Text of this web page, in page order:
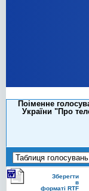
Поіменне
України "Про
Зберегти
в
форматі RTF